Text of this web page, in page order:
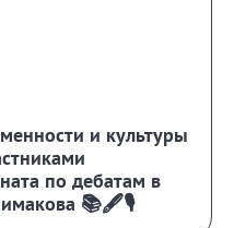
и культуры
по дебатам в
📚🖋️🎙️